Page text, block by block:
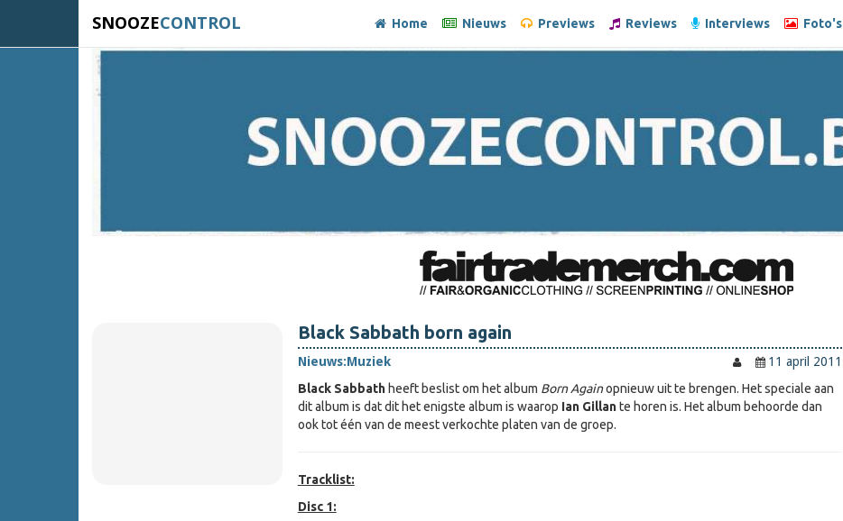
SNOOZECONTROL Home Nieuws Previews Reviews Interviews Foto's
Black Sabbath born again
Nieuws:Muziek
11 april 2011
Black Sabbathheeft beslist om het album Born Againopnieuw uit te brengen. Het speciale aan
dit album is dat dit het enigste album is waarop Ian Gillante horen is. Het album behoorde dan
ook tot één van de meest verkochte platen van de groep.
Tracklist:
Disc 1: